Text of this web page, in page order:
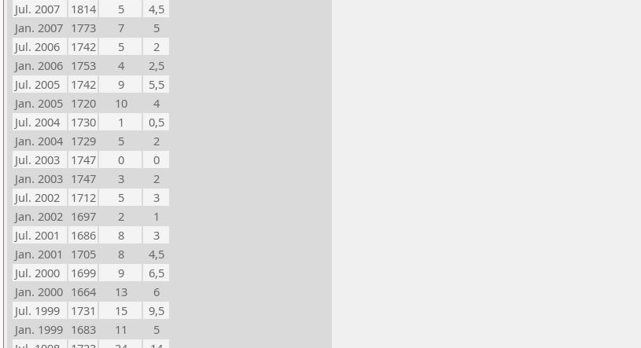
Jul. 2007
1814 5
4,5
Jan. 2007 1773 7
5
Jul. 2006
1742 5
2
Jan. 2006 1753 4
2,5
Jul. 2005
1742 9
5,5
Jan. 2005 1720 10
4
Jul. 2004
1730 1
0,5
Jan. 2004 1729 5
2
Jul. 2003
1747 0
0
Jan. 2003 1747 3
2
Jul. 2002
1712 5
3
Jan. 2002 1697 2
1
Jul. 2001
1686 8
3
Jan. 2001
1705 8
4,5
Jul. 2000
1699 9
6,5
Jan. 2000 1664 13
6
Jul. 1999
1731 15
9,5
Jan. 1999 1683 11
5